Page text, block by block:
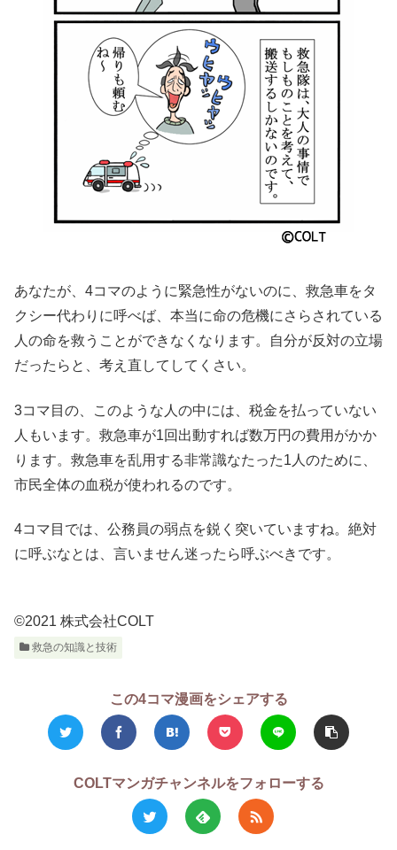
あなたが、4コマのように緊急性がないのに、救急車をタ
クシー代わりに呼べば、本当に命の危機にさらされている
人の命を救うことができなくなります。自分が反対の立場
だったらと、考え直してしてく さい。
3コマ目の、このような人の中には、税金を払っていない
人もいます。救急車が1回出動すれば数万円の費用がかか
ります。救急車を乱用する非常識なたった1人のために、
市民全体の血税が使われるのです。
4コマ目では、公務員の弱点を鋭く突いていますね。絶対
に呼ぶなとは、言いません迷ったら呼ぶべきです。
©2021 株式会社COLT
救急の知識と技術
この4コマ漫画をシェアする
COLTマンガチャンネルをフォローする